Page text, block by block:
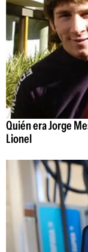
Quién era Jorge
Lionel